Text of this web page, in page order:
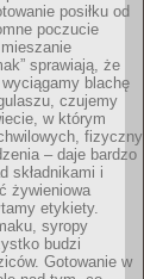
posiłku od
poczucie
sprawiają, że
blachę
czujemy
w którym
fizyczny
– daje bardzo
składnikami i
żywieniowa
etykiety.
syropy
budzi
Gotowanie w